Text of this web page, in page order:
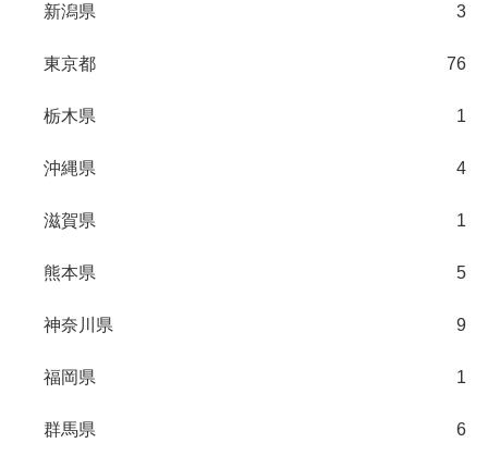
新潟県 3
東京都 76
栃木県 1
沖縄県 4
滋賀県 1
熊本県 5
神奈川県 9
福岡県 1
群馬県 6